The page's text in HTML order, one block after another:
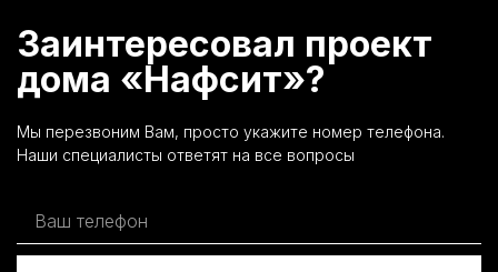
Заинтересовал проект
дома «Нафсит»?
Мы перезвоним Вам, просто укажите номер телефона.
Наши специалисты ответят на все вопросы